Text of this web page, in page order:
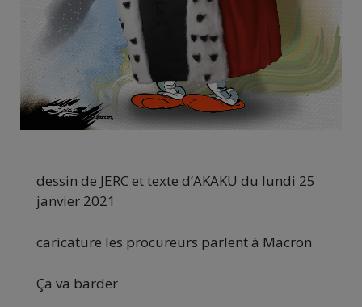
dessin de JERC et texte d’AKAKU du lundi 25
janvier 2021
caricature les procureurs parlent à Macron
Ça va barder